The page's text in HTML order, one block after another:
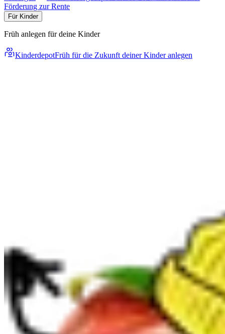
Förderung zur Rente
Für Kinder
Früh anlegen für deine Kinder
KinderdepotFrüh für die Zukunft deiner Kinder anlegen